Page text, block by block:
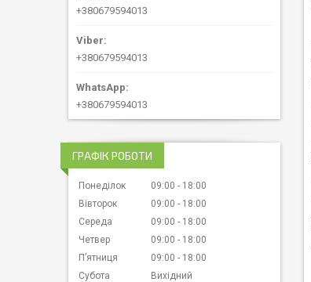
+380679594013
+380679594013
+380679594013
ГРАФІК РОБОТИ
Понеділок 09:00
18:00
Вівторок
09:00
18:00
Середа
09:00
18:00
Четвер
09:00
18:00
Пʼятниця
09:00
18:00
Субота
Вихідний